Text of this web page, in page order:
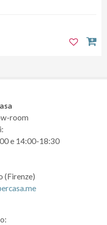
room
e 14:00-18:30
(Firenze)